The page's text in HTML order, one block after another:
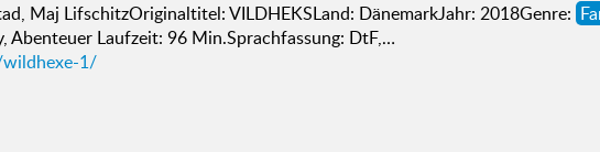
Maj LifschitzOriginaltitel: VILDHEKSLand: DänemarkJahr: 2018Genre:
Abenteuer Laufzeit: 96 Min.Sprachfassung: DtF,…
1/